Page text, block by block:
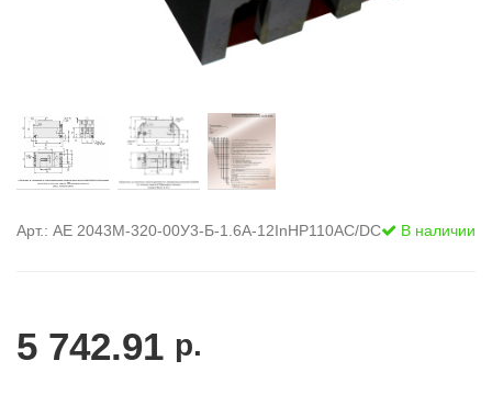
Арт.: АЕ 2043М-320-00У3-Б-1.6А-12InНР110AC/DC В наличии
5 742.91 р.